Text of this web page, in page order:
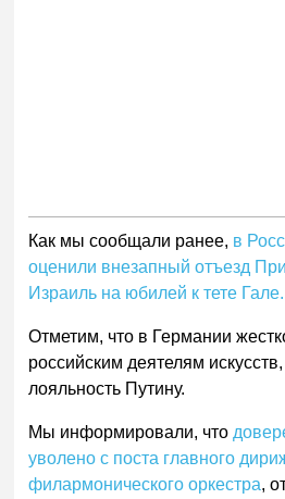
Как мы сообщали ранее, в
оценили внезапный отъезд
Израиль на юбилей к тете Гале.
Отметим, что в Германии
российским деятелям
лояльность Путину.
Мы информировали, что
уволено с поста главного
филармонического оркестра,